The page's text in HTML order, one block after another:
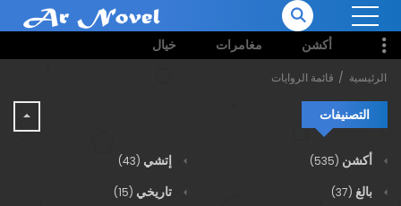
أكشن مغامرات خيال
الرئيسية قائمة الروايات
التصنيفات
أكشن (535) إتشي (43)
بالغ (37) تاريخي (15)